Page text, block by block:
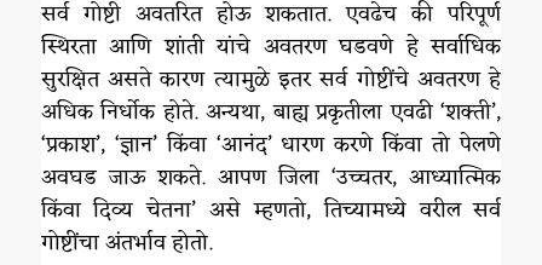
सर्व गोष्टी अवतरित होऊ शकतात. एवढेच की परिपूर्ण
स्थिरता आणि शांती यांचे अवतरण घडवणे हे सर्वाधिक
सुरक्षित असते कारण त्यामुळे इतर सर्व गोष्टींचे अवतरण हे
अधिक निर्धोक होते. अन्यथा, बाह्य प्रकृतीला एवढी ‘शक्ती’,
‘प्रकाश’, ‘ज्ञान’ किंवा ‘आनंद’ धारण करणे किंवा तो पेलणे
अवघड जाऊ शकते. आपण जिला ‘उच्चतर, आध्यात्मिक
किंवा दिव्य चेतना’ असे म्हणतो, तिच्यामध्ये वरील सर्व
गोष्टींचा अंतर्भाव होतो.